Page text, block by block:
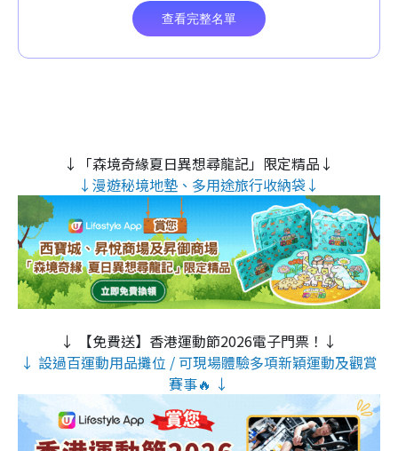
↓「森境奇緣夏日異想尋龍記」限定精品↓
↓漫遊秘境地墊、多用途旅行收納袋↓
↓ 【免費送】香港運動節2026電子門票！↓
↓ 設過百運動用品攤位 / 可現場體驗多項新穎運動及觀賞
賽事🔥 ↓